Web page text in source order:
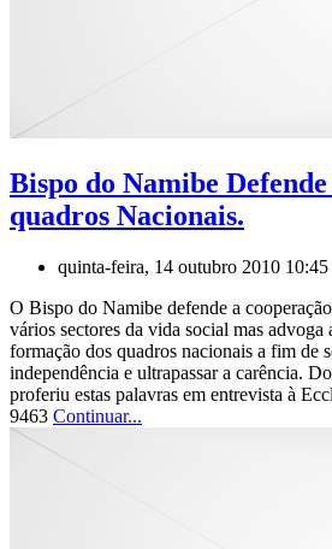
Bispo do Namibe
quadros Nacionais.
quinta-feira, 14 outubro 2010 10:45
O Bispo do Namibe defende a
vários sectores da vida social mas advoga
formação dos quadros nacionais a fim de
independência e ultrapassar a carência.
proferiu estas palavras em entrevista à
9463 Continuar...